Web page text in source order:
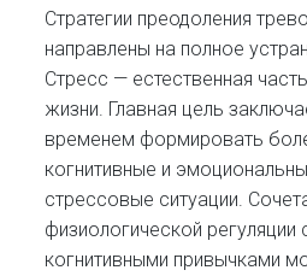
Стратегии преодоления
направлены на полное
Стресс — естественная
жизни. Главная цель
временем формировать
когнитивные и
стрессовые ситуации.
физиологической
когнитивными привычками